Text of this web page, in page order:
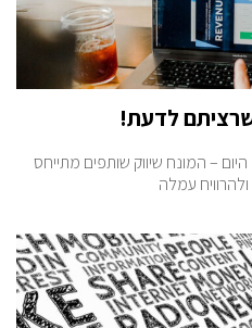
לדעת!
– המונח שיווק שותפים מתייחס
עמלה